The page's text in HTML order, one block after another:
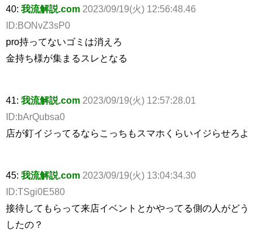
40: 我流解説.com 2023/09/19(火) 12:56:48.46
ID:BONvZ3sP0
pro持ってないゴミは消えろ
金持ち様が集まるスレとなる
41: 我流解説.com 2023/09/19(火) 12:57:28.01
ID:bArQubsa0
店が釘イジってるならこっちもスマホくらいイジらせろよ
45: 我流解説.com 2023/09/19(火) 13:04:34.30
ID:TSgi0E580
接待してもらって来店イベントとかやってる側の人がどう
したの？